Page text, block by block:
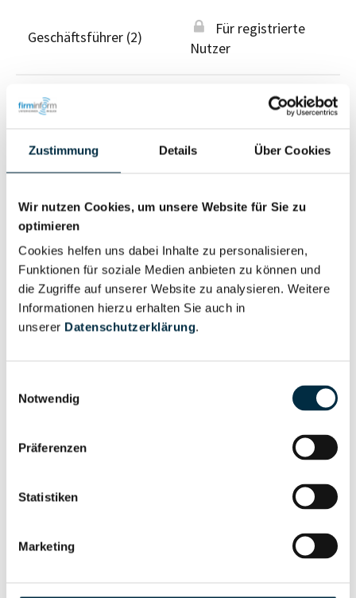
Zustimmung Details Über Cookies
Wir nutzen Cookies, um unsere Website für Sie zu
optimieren
Cookies helfen uns dabei Inhalte zu personalisieren,
Funktionen für soziale Medien anbieten zu können und
die Zugriffe auf unserer Website zu analysieren. Weitere
Informationen hierzu erhalten Sie auch in
unserer Datenschutzerklärung.
Notwendig
Präferenzen
Statistiken
Marketing
Geschäftsführer (2)
Für registrierte
Nutzer
Wirtschaftlich
Vollständiges
Unternehmensprofil
anfragen
Eigentums- und Kontrollstruktur
Gesellschafterstruktur
Vollständiges
Unternehmensprofil
anfragen
Unternehmensprofil
Berechtigten Pfad
Vollständiges
Unternehmensprofil